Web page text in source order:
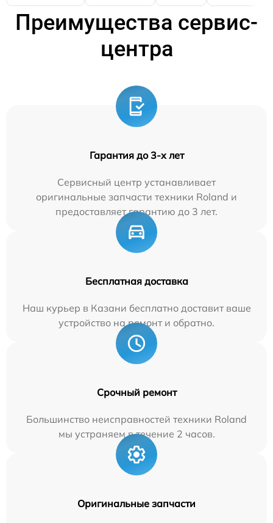
Преимущества сервис-
центра
Гарантия до 3-х лет
Сервисный центр устанавливает
оригинальные запчасти техники Roland и
предоставляет гарантию до 3 лет.
Бесплатная доставка
Наш курьер в Казани бесплатно доставит ваше
устройство на ремонт и обратно.
Срочный ремонт
Большинство неисправностей техники Roland
мы устраняем в течение 2 часов.
Оригинальные запчасти